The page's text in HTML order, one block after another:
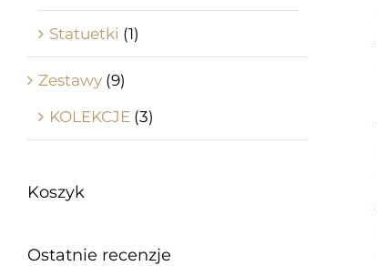
Statuetki (1)
Zestawy (9)
KOLEKCJE (3)
Koszyk
Ostatnie recenzje